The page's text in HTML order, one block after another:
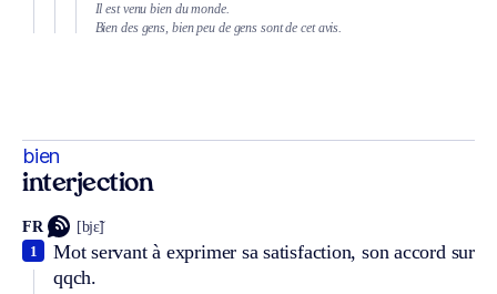
Il est venu bien du monde.
Bien des gens, bien peu de gens sont de cet avis.
bien
interjection
FR [bjɛ̃]
Mot servant à exprimer sa satisfaction, son accord sur
qqch.
1